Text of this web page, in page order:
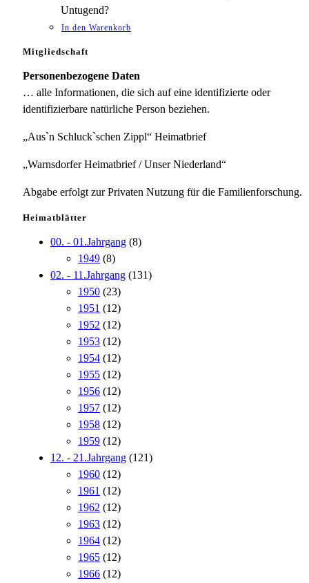
Untugend?
In den Warenkorb
Mitgliedschaft
Personenbezogene Daten
… alle Informationen, die sich auf eine identifizierte oder
identifizierbare natürliche Person beziehen.
„Aus`n Schluck`schen Zippl“ Heimatbrief
„Warnsdorfer Heimatbrief / Unser Niederland“
Abgabe erfolgt zur Privaten Nutzung für die Familienforschung.
Heimatblätter
00. - 01.Jahrgang (8)
1949 (8)
02. - 11.Jahrgang (131)
1950 (23)
1951 (12)
1952 (12)
1953 (12)
1954 (12)
1955 (12)
1956 (12)
1957 (12)
1958 (12)
1959 (12)
12. - 21.Jahrgang (121)
1960 (12)
1961 (12)
1962 (12)
1963 (12)
1964 (12)
1965 (12)
1966 (12)